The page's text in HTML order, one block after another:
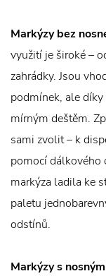
Markýzy bez
využití je široké –
zahrádky. Jsou
podmínek, ale
mírným deštěm.
sami zvolit – k
pomocí dálkového
markýza ladila ke
paletu
odstínů.
Markýzy s